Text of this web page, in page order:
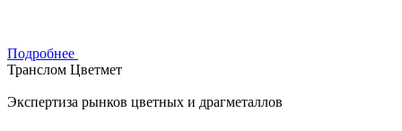
Подробнее
Транслом Цветмет
Экспертиза рынков цветных и драгметаллов